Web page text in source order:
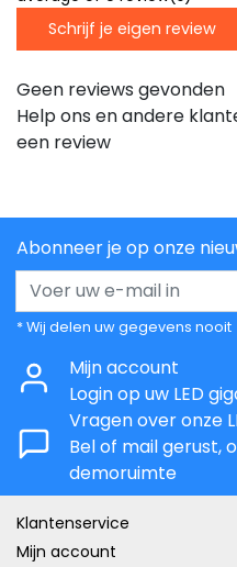
Schrijf je eigen review
Geen reviews gevonden
Help ons en andere
een review
Abonneer je op onze
* Wij delen uw gegevens nooit
Mijn account
Login op uw LED
Vragen over onze
Bel of mail gerust,
demoruimte
Klantenservice
Mijn account